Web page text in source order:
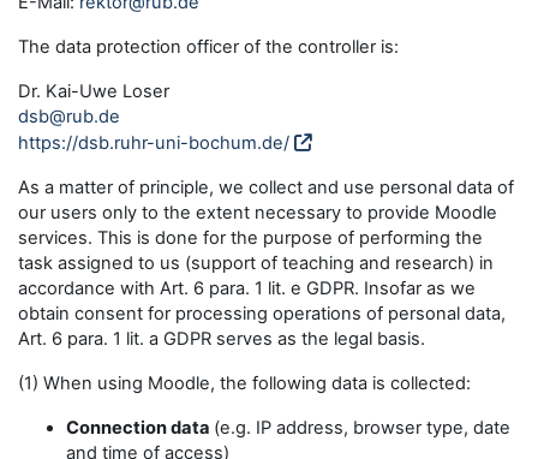
The data protection officer of the controller is:
Dr. Kai-Uwe Loser
dsb@rub.de
https://dsb.ruhr-uni-bochum.de/
As a matter of principle, we collect and use personal data of
our users only to the extent necessary to provide Moodle
services. This is done for the purpose of performing the
task assigned to us (support of teaching and research) in
accordance with Art. 6 para. 1 lit. e GDPR. Insofar as we
obtain consent for processing operations of personal data,
Art. 6 para. 1 lit. a GDPR serves as the legal basis.
(1) When using Moodle, the following data is collected:
Connection data (e.g. IP address, browser type, date
and time of access)